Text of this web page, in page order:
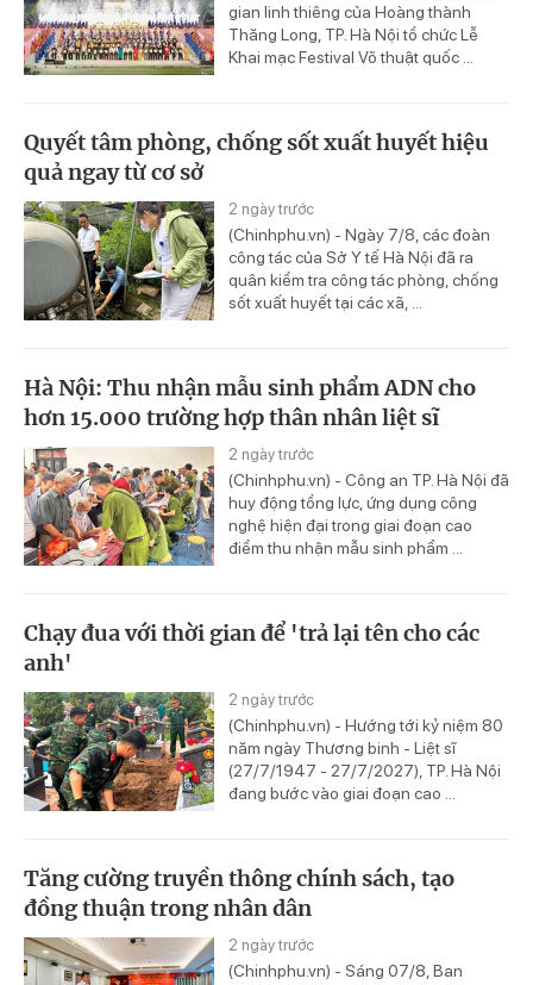
gian linh thiêng của Hoàng thành
Thăng Long, TP. Hà Nội tổ chức Lễ
Khai mạc Festival Võ thuật quốc ...
Quyết tâm phòng, chống sốt xuất huyết hiệu
quả ngay từ cơ sở
2 ngày trước
(Chinhphu.vn) - Ngày 7/8, các đoàn
công tác của Sở Y tế Hà Nội đã ra
quân kiểm tra công tác phòng, chống
sốt xuất huyết tại các xã, ...
Hà Nội: Thu nhận mẫu sinh phẩm ADN cho
hơn 15.000 trường hợp thân nhân liệt sĩ
2 ngày trước
(Chinhphu.vn) - Công an TP. Hà Nội đã
huy động tổng lực, ứng dụng công
nghệ hiện đại trong giai đoạn cao
điểm thu nhận mẫu sinh phẩm ...
Chạy đua với thời gian để 'trả lại tên cho các
anh'
2 ngày trước
(Chinhphu.vn) - Hướng tới kỷ niệm 80
năm ngày Thương binh - Liệt sĩ
(27/7/1947 - 27/7/2027), TP. Hà Nội
đang bước vào giai đoạn cao ...
Tăng cường truyền thông chính sách, tạo
đồng thuận trong nhân dân
2 ngày trước
(Chinhphu.vn) - Sáng 07/8, Ban